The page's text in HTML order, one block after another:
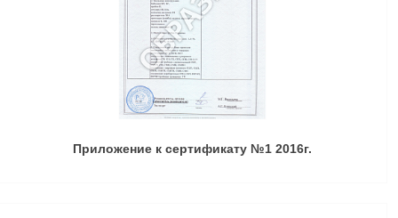
Приложение к сертификату №1 2016г.